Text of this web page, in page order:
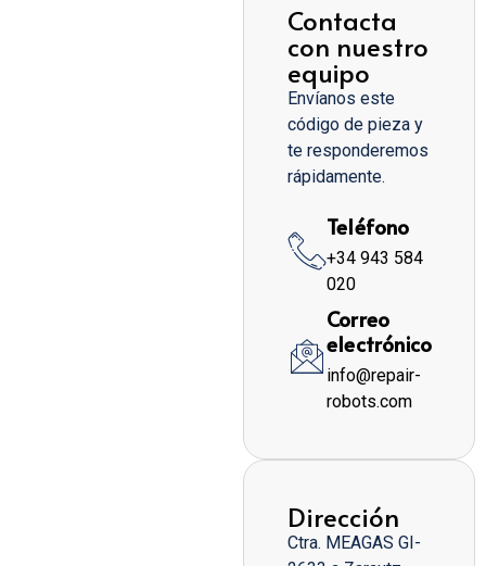
Contacta
con nuestro
equipo
Envíanos este
código de pieza y
te responderemos
rápidamente.
Teléfono
+34 943 584
020
Correo
electrónico
info@repair-
robots.com
Dirección
Ctra. MEAGAS GI-